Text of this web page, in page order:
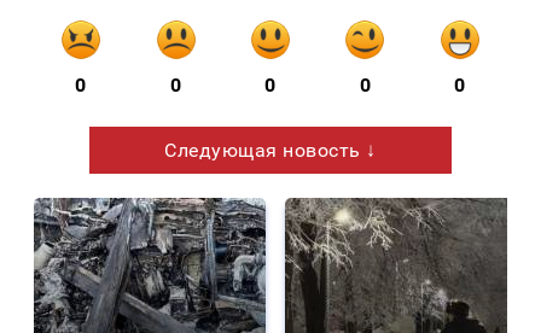
0 0 0 0 0
Следующая новость ↓